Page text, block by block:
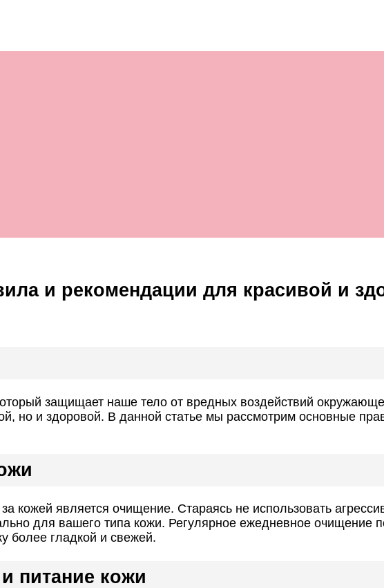
и рекомендации для красивой и
защищает наше тело от вредных воздействий
но и здоровой. В данной статье мы рассмотрим основные
является очищение. Стараясь не использовать
для вашего типа кожи. Регулярное ежедневное очищение
более гладкой и свежей.
питание кожи